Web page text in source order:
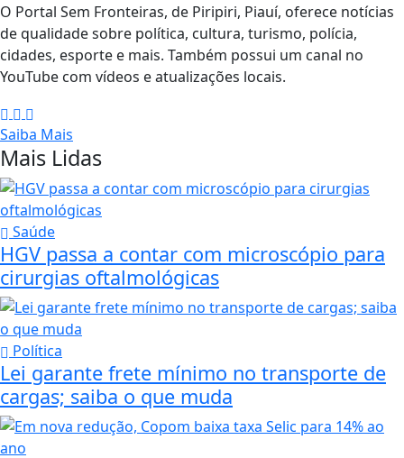
O Portal Sem Fronteiras, de Piripiri, Piauí, oferece notícias
de qualidade sobre política, cultura, turismo, polícia,
cidades, esporte e mais. Também possui um canal no
YouTube com vídeos e atualizações locais.
Saiba Mais
Mais Lidas
Saúde
HGV passa a contar com microscópio para
cirurgias oftalmológicas
Política
Lei garante frete mínimo no transporte de
cargas; saiba o que muda